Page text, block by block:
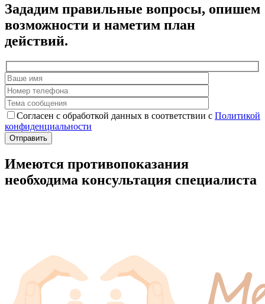
Зададим правильные вопросы, опишем
возможности и наметим план
действий.
Согласен с обработкой данных в соответствии с Политикой
конфиденциальности
Имеются противопоказания
необходима консультация специалиста